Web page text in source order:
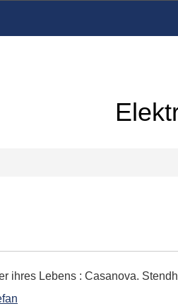
ihres Lebens : Casanova.